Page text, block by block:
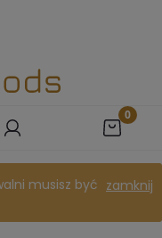
zamknij
musisz być